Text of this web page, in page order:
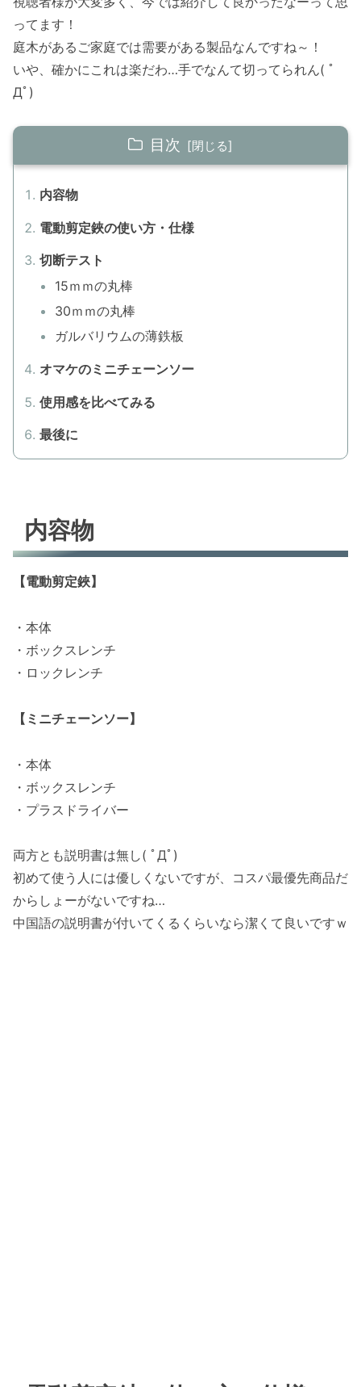
ってます！
庭木があるご家庭では需要がある製品なんですね～！
いや、確かにこれは楽だわ…手でなんて切ってられん( ﾟ
Дﾟ)
目次
内容物
電動剪定鋏の使い方・仕様
切断テスト
15ｍｍの丸棒
30ｍｍの丸棒
ガルバリウムの薄鉄板
オマケのミニチェーンソー
使用感を比べてみる
最後に
内容物
【電動剪定鋏】
・本体
・ボックスレンチ
・ロックレンチ
【ミニチェーンソー】
・本体
・ボックスレンチ
・プラスドライバー
両方とも説明書は無し( ﾟДﾟ)
初めて使う人には優しくないですが、コスパ最優先商品だ
からしょーがないですね…
中国語の説明書が付いてくるくらいなら潔くて良いですｗ